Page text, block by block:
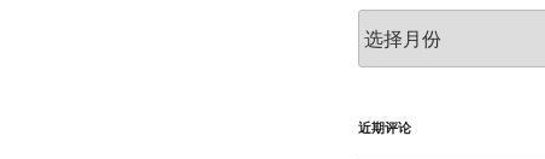
档
近期评论